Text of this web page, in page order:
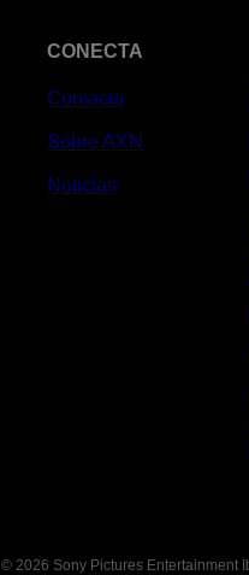
CONECTA
Contacto
Sobre AXN
Noticias
© 2026 Sony Pictures Entertainment